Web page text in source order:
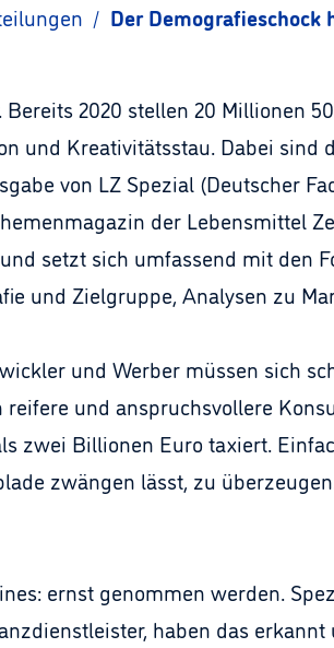
/ Der Demografieschock
2020 stellen 20 Millionen
und Kreativitätsstau. Dabei
von LZ Spezial (Deutscher
der Lebensmittel
setzt sich umfassend mit den
und Zielgruppe, Analysen zu
und Werber müssen sich
und anspruchsvollere
zwei Billionen Euro taxiert.
zwängen lässt, zu
ernst genommen werden.
haben das